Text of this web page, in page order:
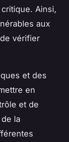
Ainsi,
aux
vérifier
et des
en
et de
la